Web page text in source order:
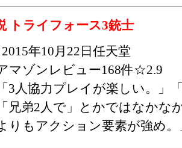
トライフォース3銃士
2015年10月22日任天堂
マゾンレビュー168件☆2.9
「3人協力プレイが楽しい。」
「兄弟2人で」とかではなかな
りもアクション要素が強め。